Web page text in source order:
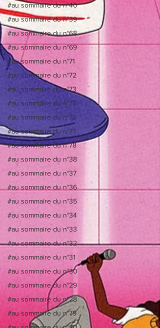
#au sommaire du n°40
#au sommaire du n°39
#au sommaire du n°68
#au sommaire du n°69
#au sommaire du n°71
#au sommaire du n°72
#au sommaire du n°73
#au sommaire du n°75
#au sommaire du n°76
#au sommaire du n°77
#au sommaire du n°78
#au sommaire du n°38
#au sommaire du n°37
#au sommaire du n°36
#au sommaire du n°35
#au sommaire du n°34
#au sommaire du n°33
#au sommaire du n°32
#au sommaire du n°31
#au sommaire du n°30
#au sommaire du n°29
#au sommaire du n°28
#au sommaire du n°79